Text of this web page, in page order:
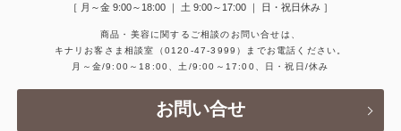
［ 月～金 9:00～18:00 ｜ 土 9:00～17:00 ｜ 日・祝日休み ］
商品・美容に関するご相談のお問い合せは、
キナリお客さま相談室
（0120-47-3999）
までお電話ください。
月～金/9:00～18:00、土/9:00～17:00、日・祝日/休み
お問い合せ